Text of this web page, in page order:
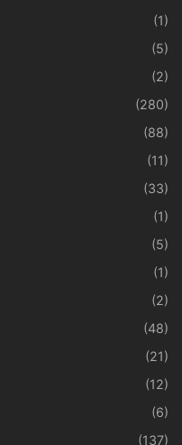
(1)
(5)
(2)
(280)
(88)
(11)
(33)
(1)
(5)
(1)
(2)
(48)
(21)
(12)
(6)
(137)